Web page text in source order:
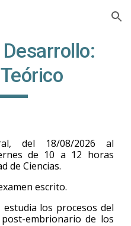
Skip to navigation
del 18/08/2026 al
de 10 a 12 horas
de Ciencias.
escrito.
los procesos del
embrionario de los